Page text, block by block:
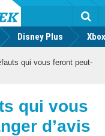
Disney Plus
qui vous feront peut-
qui vous
d’avis